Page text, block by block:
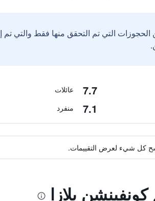
التي تم التحقق منها فقط والتي
7.7 عائلات
7.1 منفرد
كل شيء لعرض التقييمات.
بلازا